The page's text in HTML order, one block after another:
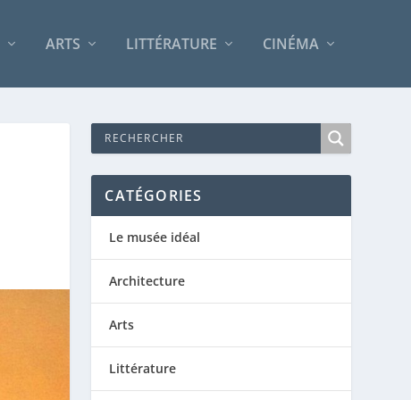
ARTS LITTÉRATURE CINÉMA
CATÉGORIES
Le musée idéal
Architecture
Arts
Littérature